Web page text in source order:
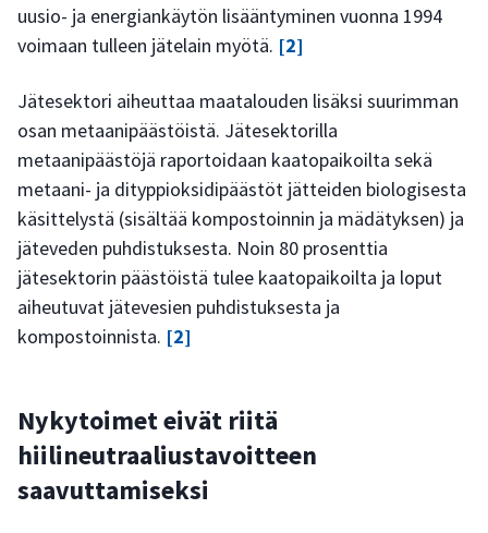
uusio- ja energiankäytön lisääntyminen vuonna 1994
voimaan tulleen jätelain myötä. [2]
Jätesektori aiheuttaa maatalouden lisäksi suurimman
osan metaanipäästöistä. Jätesektorilla
metaanipäästöjä raportoidaan kaatopaikoilta sekä
metaani- ja dityppioksidipäästöt jätteiden biologisesta
käsittelystä (sisältää kompostoinnin ja mädätyksen) ja
jäteveden puhdistuksesta. Noin 80 prosenttia
jätesektorin päästöistä tulee kaatopaikoilta ja loput
aiheutuvat jätevesien puhdistuksesta ja
kompostoinnista. [2]
Nykytoimet eivät riitä
hiilineutraaliustavoitteen
saavuttamiseksi